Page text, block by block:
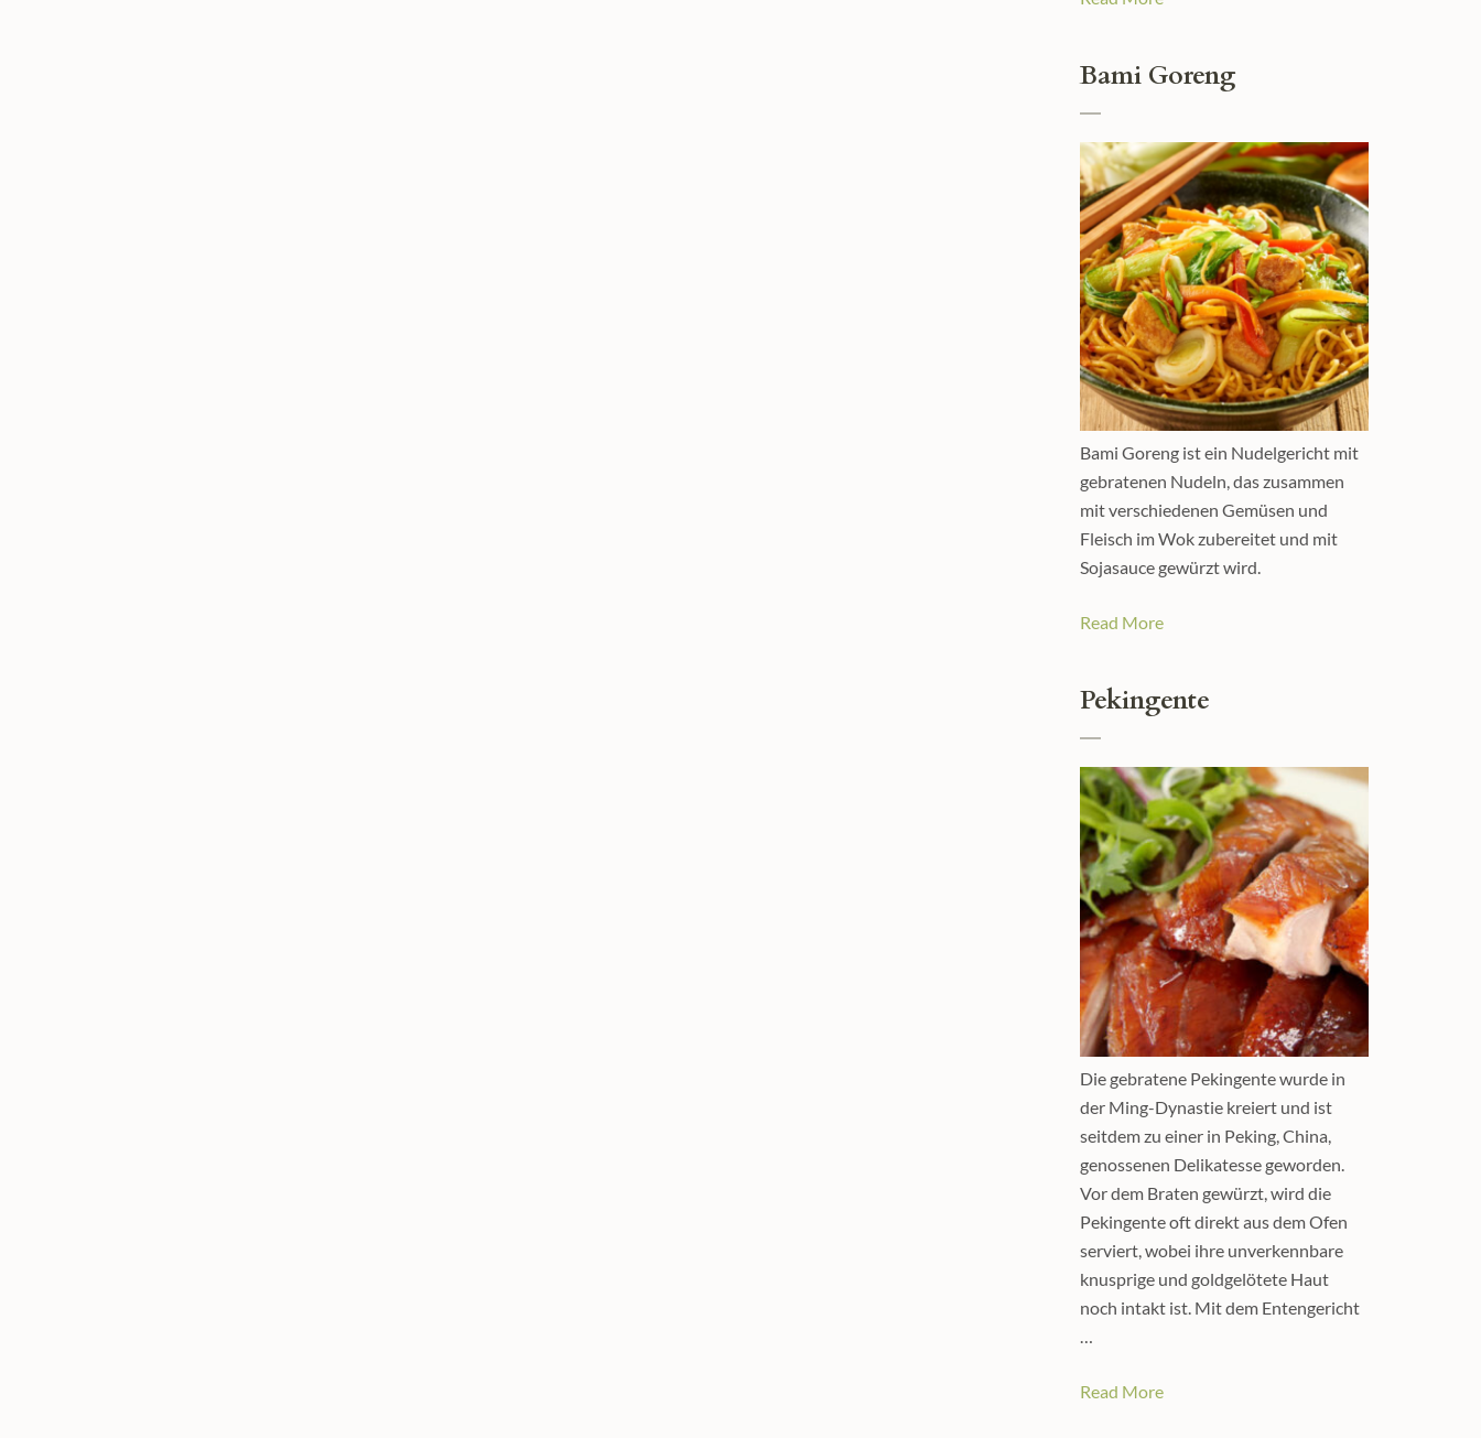
Bami Goreng
Bami Goreng ist ein Nudelgericht mit
gebratenen Nudeln, das zusammen
mit verschiedenen Gemüsen und
Fleisch im Wok zubereitet und mit
Sojasauce gewürzt wird.
Read More
Pekingente
Die gebratene Pekingente wurde in
der Ming-Dynastie kreiert und ist
seitdem zu einer in Peking, China,
genossenen Delikatesse geworden.
Vor dem Braten gewürzt, wird die
Pekingente oft direkt aus dem Ofen
serviert, wobei ihre unverkennbare
knusprige und goldgelötete Haut
noch intakt ist. Mit dem Entengericht
Read More